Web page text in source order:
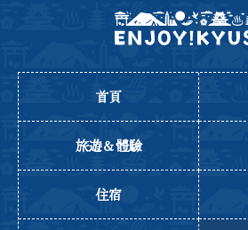
首頁
旅遊＆體驗
住宿